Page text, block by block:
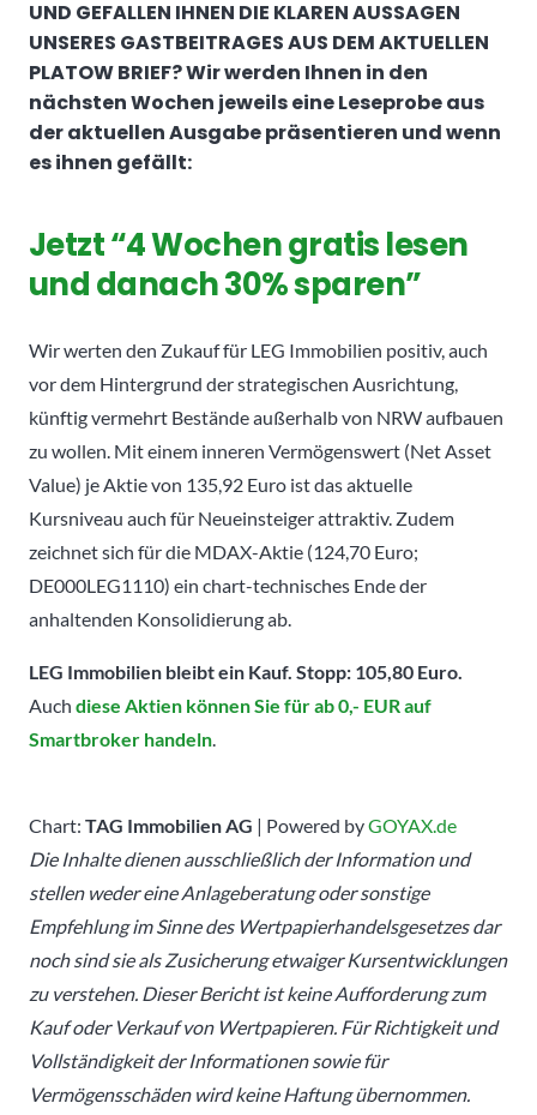
UND GEFALLEN IHNEN DIE KLAREN AUSSAGEN
UNSERES GASTBEITRAGES AUS DEM AKTUELLEN
PLATOW BRIEF? Wir werden Ihnen in den
nächsten Wochen jeweils eine Leseprobe aus
der aktuellen Ausgabe präsentieren und wenn
es ihnen gefällt:
Jetzt “4 Wochen gratis lesen
und danach 30% sparen”
Wir werten den Zukauf für LEG Immobilien positiv, auch
vor dem Hintergrund der strategischen Ausrichtung,
künftig vermehrt Bestände außerhalb von NRW aufbauen
zu wollen. Mit einem inneren Vermögenswert (Net Asset
Value) je Aktie von 135,92 Euro ist das aktuelle
Kursniveau auch für Neueinsteiger attraktiv. Zudem
zeichnet sich für die MDAX-Aktie (124,70 Euro;
DE000LEG1110) ein chart-technisches Ende der
anhaltenden Konsolidierung ab.
LEG Immobilien bleibt ein Kauf. Stopp: 105,80 Euro.
Auch diese Aktien können Sie für ab 0,- EUR auf
Smartbroker handeln
Chart: TAG Immobilien AG | Powered byGOYAX.de
Die Inhalte dienen ausschließlich der Information und
stellen weder eine Anlageberatung oder sonstige
Empfehlung im Sinne des Wertpapierhandelsgesetzes dar
noch sind sie als Zusicherung etwaiger Kursentwicklungen
zu verstehen. Dieser Bericht ist keine Aufforderung zum
Kauf oder Verkauf von Wertpapieren. Für Richtigkeit und
Vollständigkeit der Informationen sowie für
Vermögensschäden wird keine Haftung übernommen.